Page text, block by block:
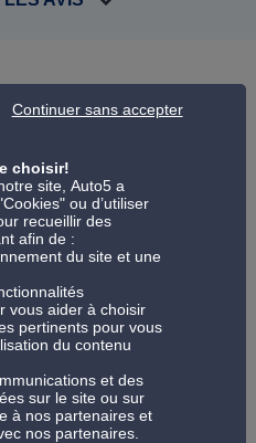
Gembloux
votre garage Auto5 pour
auto aux meilleurs prix.
c'est un large choix de
vidange auto, batterie,
Nos services
qu'aux professionnels, car
adapté aux véhicules
Découvrez aussi
: pneu, pièce auto;
vélo, jantes et tuning,
choisir!
site, Auto5 a
ou d’utiliser
recueillir des
afin de :
du site et une
vous aider à choisir
pertinents pour vous
du contenu
et des
sur le site ou sur
à nos partenaires et
nos partenaires.
Continuer sans accepter